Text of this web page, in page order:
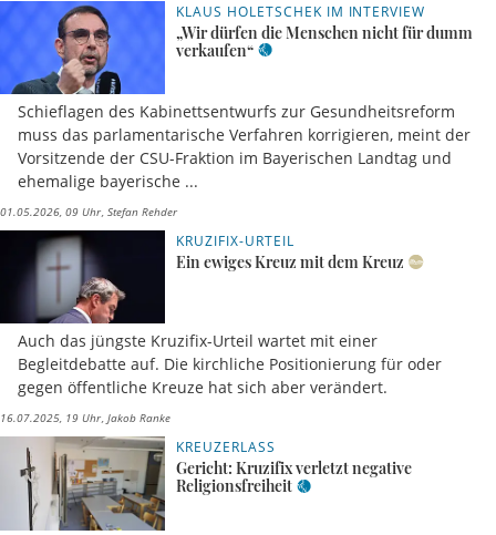
KLAUS HOLETSCHEK IM INTERVIEW
„Wir dürfen die Menschen nicht für dumm
verkaufen“
Schieflagen des Kabinettsentwurfs zur Gesundheitsreform
muss das parlamentarische Verfahren korrigieren, meint der
Vorsitzende der CSU-Fraktion im Bayerischen Landtag und
ehemalige bayerische ...
01.05.2026, 09 Uhr Stefan Rehder
KRUZIFIX-URTEIL
Ein ewiges Kreuz mit dem Kreuz
Auch das jüngste Kruzifix-Urteil wartet mit einer
Begleitdebatte auf. Die kirchliche Positionierung für oder
gegen öffentliche Kreuze hat sich aber verändert.
16.07.2025, 19 Uhr Jakob Ranke
KREUZERLASS
Gericht: Kruzifix verletzt negative
Religionsfreiheit